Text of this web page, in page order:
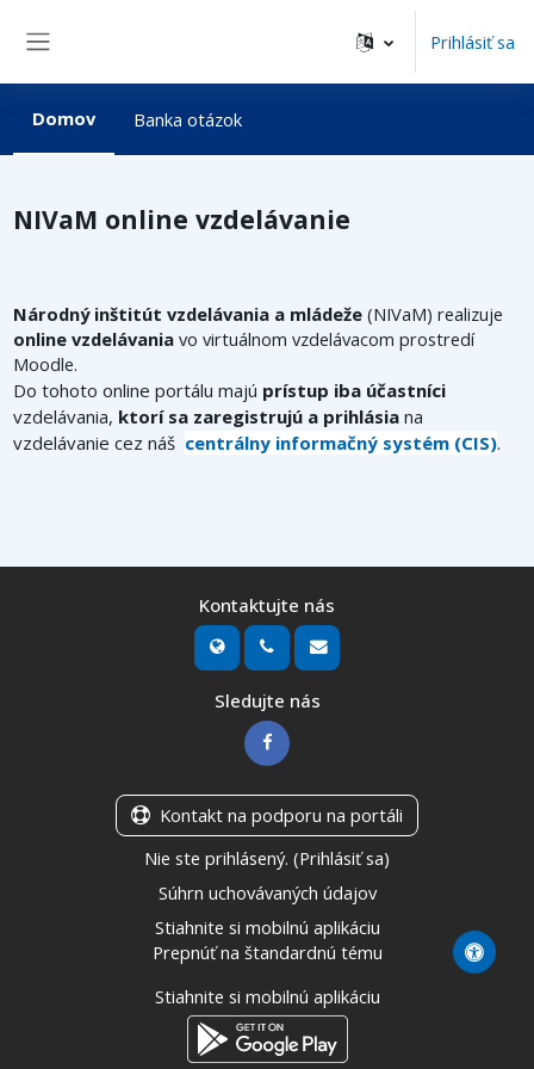
Prihlásiť sa
Domov Banka otázok
NIVaM online vzdelávanie
Národný inštitút vzdelávania a mládeže (NIVaM) realizuje
online vzdelávania vo virtuálnom vzdelávacom prostredí
Moodle.
Do tohoto online portálu majú prístup iba účastníci
vzdelávania, ktorí sa zaregistrujú a prihlásia na
vzdelávanie cez náš centrálny informačný systém (CIS).
Kontaktujte nás
Sledujte nás
Kontakt na podporu na portáli
Nie ste prihlásený. (Prihlásiť sa)
Súhrn uchovávaných údajov
Stiahnite si mobilnú aplikáciu
Prepnúť na štandardnú tému
Stiahnite si mobilnú aplikáciu